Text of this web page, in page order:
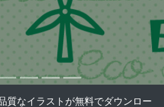
質なイラストが無料でダウンロー